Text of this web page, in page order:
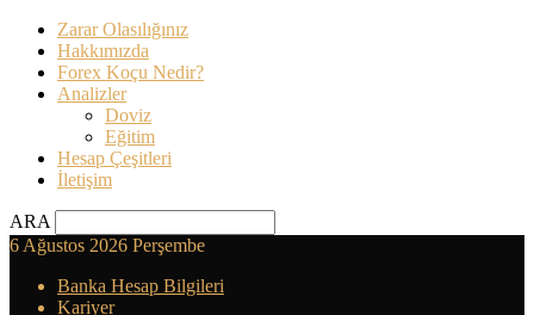
Zarar Olasılığınız
Hakkımızda
Forex Koçu Nedir?
Analizler
Doviz
Eğitim
Hesap Çeşitleri
İletişim
ARA
6 Ağustos 2026 Perşembe
Banka Hesap Bilgileri
Kariyer